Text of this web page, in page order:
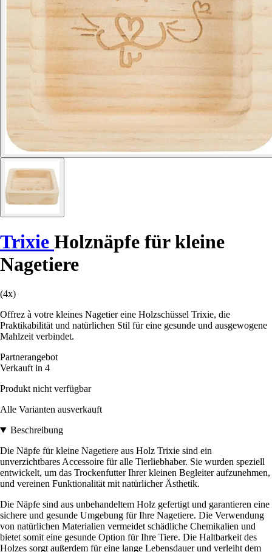
Trixie Holznäpfe für kleine
Nagetiere
(4x)
Offrez à votre kleines Nagetier eine Holzschüssel Trixie, die
Praktikabilität und natürlichen Stil für eine gesunde und ausgewogene
Mahlzeit verbindet.
Partnerangebot
Verkauft in 4
Produkt nicht verfügbar
Alle Varianten ausverkauft
Beschreibung
Die Näpfe für kleine Nagetiere aus Holz Trixie sind ein
unverzichtbares Accessoire für alle Tierliebhaber. Sie wurden speziell
entwickelt, um das Trockenfutter Ihrer kleinen Begleiter aufzunehmen,
und vereinen Funktionalität mit natürlicher Ästhetik.
Die Näpfe sind aus unbehandeltem Holz gefertigt und garantieren eine
sichere und gesunde Umgebung für Ihre Nagetiere. Die Verwendung
von natürlichen Materialien vermeidet schädliche Chemikalien und
bietet somit eine gesunde Option für Ihre Tiere. Die Haltbarkeit des
Holzes sorgt außerdem für eine lange Lebensdauer und verleiht dem